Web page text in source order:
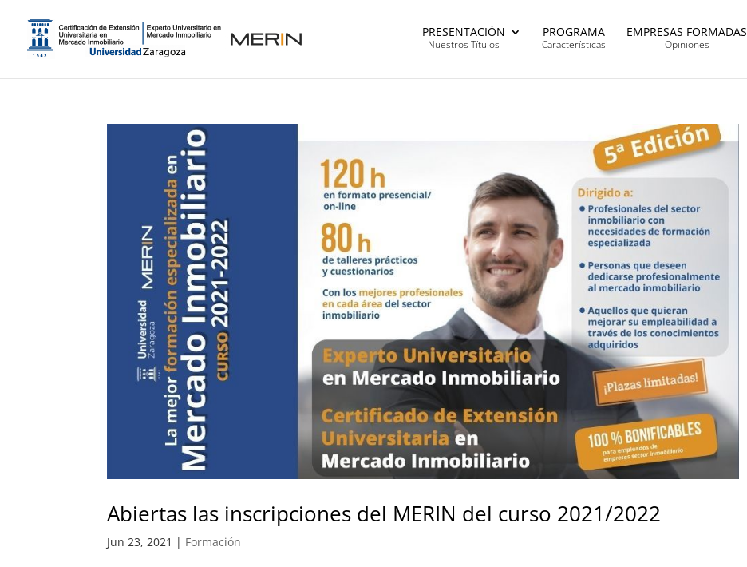
PRESENTACIÓN
Nuestros Títulos
PROGRAMA
Características
EMPRESAS FORMADAS
Opiniones
Abiertas las inscripciones del MERIN del curso 2021/2022
Jun 23, 2021 | Formación